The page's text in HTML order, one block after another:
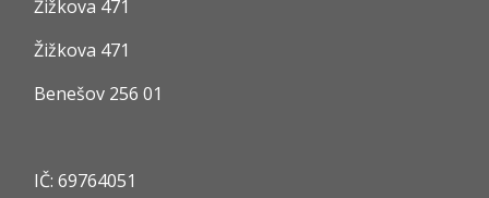
Žižkova 471
Žižkova 471
Benešov 256 01
IČ: 69764051